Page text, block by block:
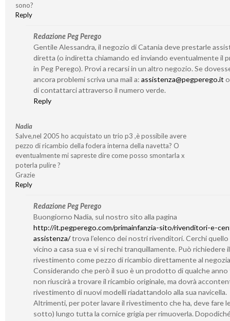
sono?
Reply
Redazione Peg Perego
Gentile Alessandra, il negozio di Catania deve prestarle
diretta (o indiretta chiamando ed inviando eventualmente il
in Peg Perego). Provi a recarsi in un altro negozio. Se
ancora problemi scriva una mail a: assistenza@pegperego.ito
di contattarci attraverso il numero verde.
Reply
Nadia
Salve,nel 2005 ho acquistato un trio p3 ,è possibile avere
pezzo di ricambio della fodera interna della navetta? O
eventualmente mi sapreste dire come posso smontarla x
poterla pulire ?
Grazie
Reply
Redazione Peg Perego
Buongiorno Nadia, sul nostro sito alla pagina
http://it.pegperego.com/primainfanzia-sito/rivenditori-e-
assistenza/trova l’elenco dei nostri rivenditori. Cerchi quello
vicino a casa sua e vi si rechi tranquillamente. Può richiedere il
rivestimento come pezzo di ricambio direttamente al
Considerando che però il suo è un prodotto di qualche anno
non riuscirà a trovare il ricambio originale, ma dovrà
rivestimento di nuovi modelli riadattandolo alla sua navicella.
Altrimenti, per poter lavare il rivestimento che ha, deve fare
sotto) lungo tutta la cornice grigia per rimuoverla.